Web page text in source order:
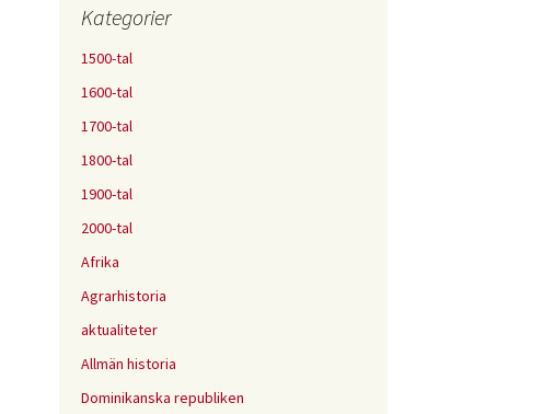
Kategorier
1500-tal
1600-tal
1700-tal
1800-tal
1900-tal
2000-tal
Afrika
Agrarhistoria
aktualiteter
Allmän historia
Dominikanska republiken